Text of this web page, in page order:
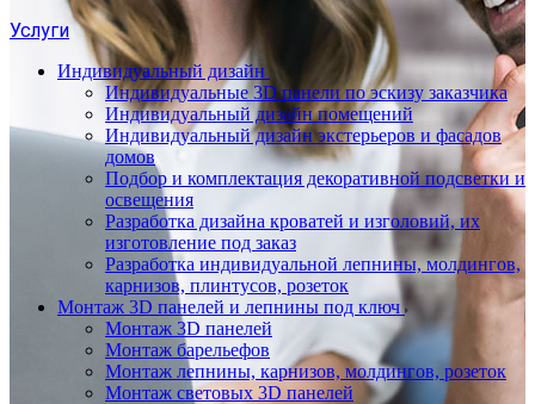
Услуги
Индивидуальный дизайн
Индивидуальные 3D панели по эскизу заказчика
Индивидуальный дизайн помещений
Индивидуальный дизайн экстерьеров и фасадов
домов
Подбор и комплектация декоративной подсветки и
освещения
Разработка дизайна кроватей и изголовий, их
изготовление под заказ
Разработка индивидуальной лепнины, молдингов,
карнизов, плинтусов, розеток
Монтаж 3D панелей и лепнины под ключ
Монтаж 3D панелей
Монтаж барельефов
Монтаж лепнины, карнизов, молдингов, розеток
Монтаж световых 3D панелей